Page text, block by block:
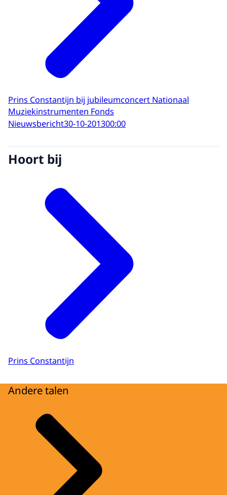
Prins Constantijn bij jubileumconcert Nationaal
Muziekinstrumenten Fonds
Nieuwsbericht30-10-201300:00
Hoort bij
Prins Constantijn
Andere talen